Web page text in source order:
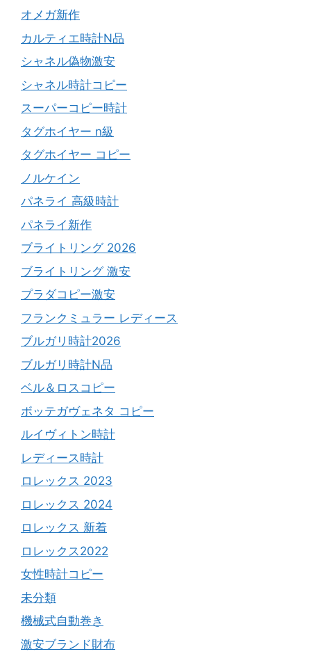
オメガ新作
カルティエ時計N品
シャネル偽物激安
シャネル時計コピー
スーパーコピー時計
タグホイヤー n級
タグホイヤー コピー
ノルケイン
パネライ 高級時計
パネライ新作
ブライトリング 2026
ブライトリング 激安
プラダコピー激安
フランクミュラー レディース
ブルガリ時計2026
ブルガリ時計N品
ベル＆ロスコピー
ボッテガヴェネタ コピー
ルイヴィトン時計
レディース時計
ロレックス 2023
ロレックス 2024
ロレックス 新着
ロレックス2022
女性時計コピー
未分類
機械式自動巻き
激安ブランド財布